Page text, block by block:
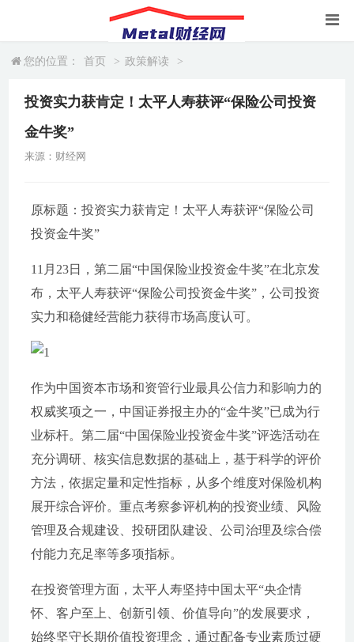
您的位置： 首页 > 政策解读 >
投资实力获肯定！太平人寿获评“保险公司投资
金牛奖”
来源：财经网
原标题：投资实力获肯定！太平人寿获评“保险公司
投资金牛奖”
11月23日，第二届“中国保险业投资金牛奖”在北京发
布，太平人寿获评“保险公司投资金牛奖”，公司投资
实力和稳健经营能力获得市场高度认可。
作为中国资本市场和资管行业最具公信力和影响力的
权威奖项之一，中国证券报主办的“金牛奖”已成为行
业标杆。第二届“中国保险业投资金牛奖”评选活动在
充分调研、核实信息数据的基础上，基于科学的评价
方法，依据定量和定性指标，从多个维度对保险机构
展开综合评价。重点考察参评机构的投资业绩、风险
管理及合规建设、投研团队建设、公司治理及综合偿
付能力充足率等多项指标。
在投资管理方面，太平人寿坚持中国太平“央企情
怀、客户至上、创新引领、价值导向”的发展要求，
始终坚守长期价值投资理念，通过配备专业素质过硬